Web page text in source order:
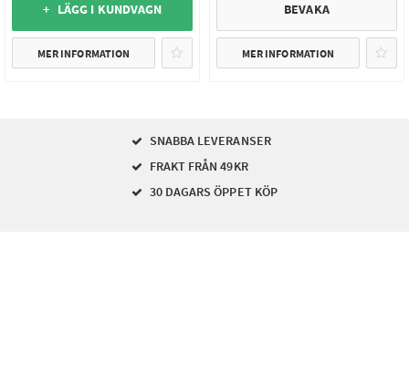
+ LÄGG I KUNDVAGN
MER INFORMATION
BEVAKA
MER INFORMATION
SNABBA LEVERANSER
FRAKT FRÅN 49KR
30 DAGARS ÖPPET KÖP